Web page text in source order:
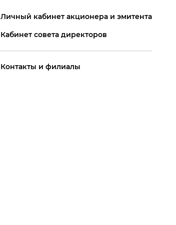
Личный кабинет акционера и эмитента
Кабинет совета директоров
Контакты и филиалы